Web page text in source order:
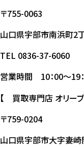
〒755-0063
山口県宇部市南浜町2
TEL 0836-37-6060
営業時間 10：00～19
【 買取専門店 オリー
〒759-0204
山口県宇部市大字妻崎